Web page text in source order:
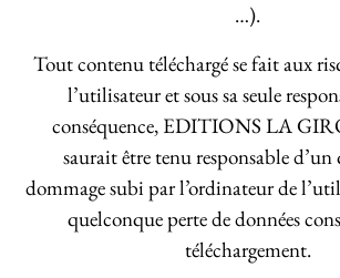
…).
Tout contenu téléchargé se fait aux
l’utilisateur et sous sa seule
conséquence, EDITIONS LA
saurait être tenu responsable
dommage subi par l’ordinateur de
quelconque perte de données
téléchargement.